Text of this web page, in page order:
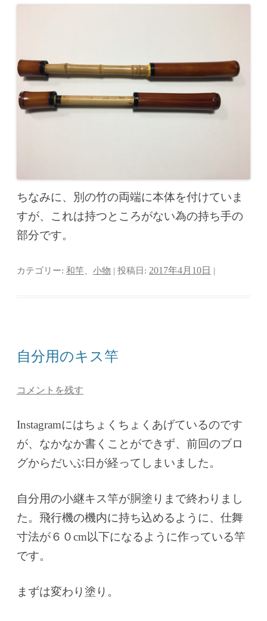
ちなみに、別の竹の両端に本体を付けていま
すが、これは持つところがない為の持ち手の
部分です。
カテゴリー: 和竿 小物 | 投稿日: 2017年4月10日 |
自分用のキス竿
コメントを残す
Instagramにはちょくちょくあげているのです
が、なかなか書くことができず、前回のブロ
グからだいぶ日が経ってしまいました。
自分用の小継キス竿が胴塗りまで終わりまし
た。飛行機の機内に持ち込めるように、仕舞
寸法が６０cm以下になるように作っている竿
です。
まずは変わり塗り。